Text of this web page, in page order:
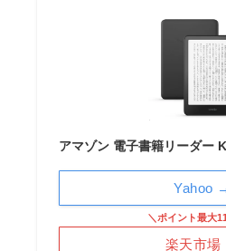
アマゾン 電子書籍リーダー
＼ポイント最大
楽天市
Yahoo